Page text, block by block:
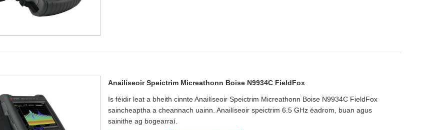
Anailíseoir Speictrim Micreathonn Boise N9934C FieldFox
Is féidir leat a bheith cinnte Anailíseoir Speictrim Micreathonn Boise N9934C FieldFox
saincheaptha a cheannach uainn. Anailíseoir speictrim 6.5 GHz éadrom, buan agus
sainithe ag bogearraí.